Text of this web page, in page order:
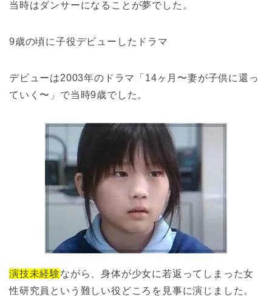
当時はダンサーになることが夢でした。
9歳の頃に子役デビューしたドラマ
デビューは2003年のドラマ「14ヶ月〜妻が子供に還っ
ていく〜」で当時9歳でした。
演技未経験ながら、身体が少女に若返ってしまった女
性研究員という難しい役どころを見事に演じました。